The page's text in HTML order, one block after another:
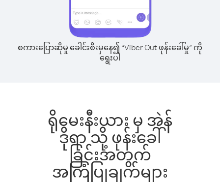
စကားပြောဆိုမှု ခေါင်းစီးမှနေ၍ “Viber Out ဖုန်းခေါ်မှု” ကို
ရွေးပါ
ရိုမေးနီးယား မှ အဲန်
ဒိုရာ သို့ ဖုန်းခေါ်
ခြင်းအတွက်
အကြံပြုချက်များ